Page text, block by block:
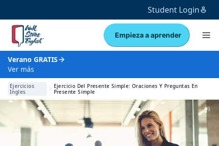
Student Login
Empieza a aprender
Verano GRATIS
Ver más
Ejercicios
Ingles
Ejercicio Del Presente Simple: Oraciones Y Preguntas En
Presente Simple